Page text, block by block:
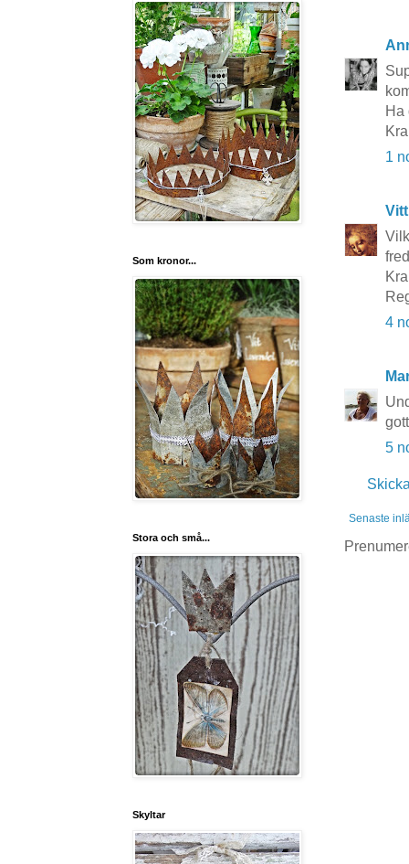
Ha
1
4
5
Senaste
Som kronor...
Stora och små...
Skyltar